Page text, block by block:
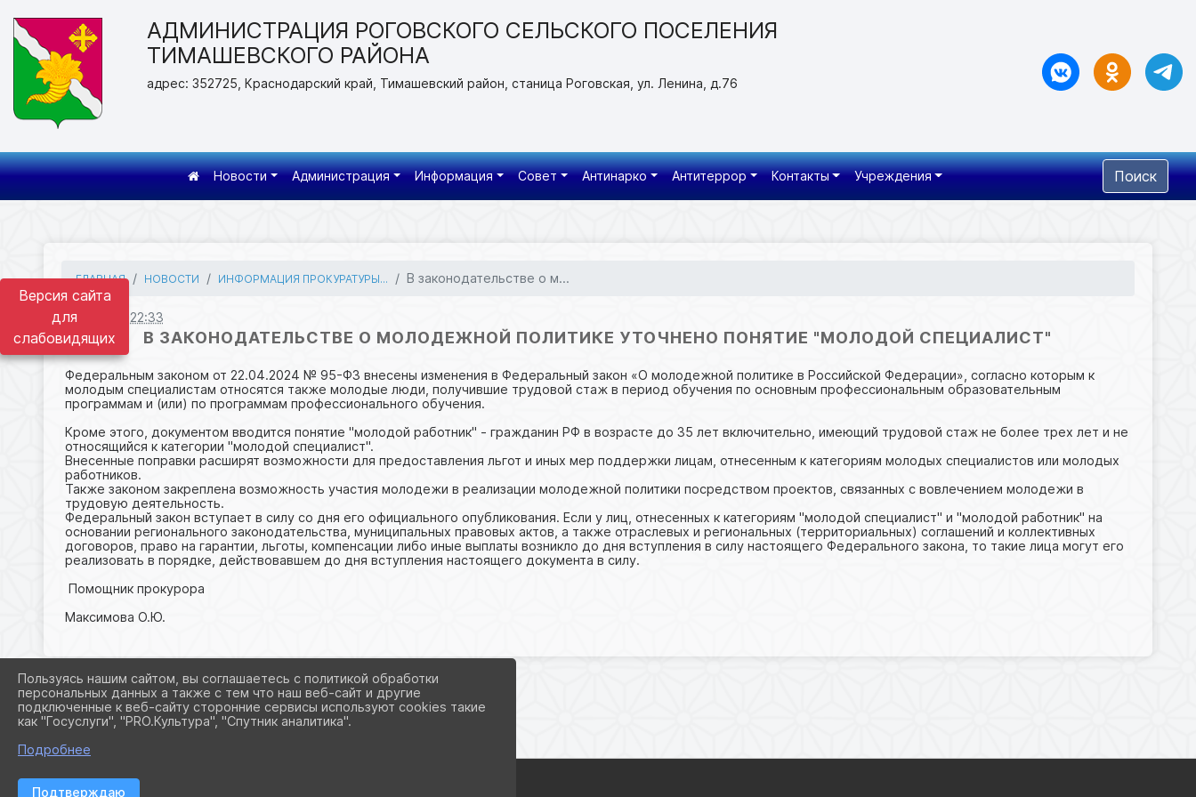
Версия сайта
для
слабовидящих
АДМИНИСТРАЦИЯ РОГОВСКОГО СЕЛЬСКОГО ПОСЕЛЕНИЯ
ТИМАШЕВСКОГО РАЙОНА
адрес: 352725, Краснодарский край, Тимашевский район, станица Роговская, ул. Ленина, д.76
Новости Администрация Информация Совет Антинарко Антитеррор Контакты Учреждения Поиск
ГЛАВНАЯ НОВОСТИ ИНФОРМАЦИЯ ПРОКУРАТУРЫ... В законодательстве о м...
31.10.2024 22:33
В ЗАКОНОДАТЕЛЬСТВЕ О МОЛОДЕЖНОЙ ПОЛИТИКЕ УТОЧНЕНО ПОНЯТИЕ "МОЛОДОЙ СПЕЦИАЛИСТ"
Федеральным законом от 22.04.2024 № 95-ФЗ внесены изменения в Федеральный закон «О молодежной политике в Российской Федерации», согласно которым к
молодым специалистам относятся также молодые люди, получившие трудовой стаж в период обучения по основным профессиональным образовательным
программам и (или) по программам профессионального обучения.
Кроме этого, документом вводится понятие "молодой работник" - гражданин РФ в возрасте до 35 лет включительно, имеющий трудовой стаж не более трех лет и не
относящийся к категории "молодой специалист".
Внесенные поправки расширят возможности для предоставления льгот и иных мер поддержки лицам, отнесенным к категориям молодых специалистов или молодых
работников.
Также законом закреплена возможность участия молодежи в реализации молодежной политики посредством проектов, связанных с вовлечением молодежи в
трудовую деятельность.
Федеральный закон вступает в силу со дня его официального опубликования. Если у лиц, отнесенных к категориям "молодой специалист" и "молодой работник" на
основании регионального законодательства, муниципальных правовых актов, а также отраслевых и региональных (территориальных) соглашений и коллективных
договоров, право на гарантии, льготы, компенсации либо иные выплаты возникло до дня вступления в силу настоящего Федерального закона, то такие лица могут его
реализовать в порядке, действовавшем до дня вступления настоящего документа в силу.
Помощник прокурора
Максимова О.Ю.
Пользуясь нашим сайтом, вы соглашаетесь с политикой обработки
персональных данных а также с тем что наш веб-сайт и другие
подключенные к веб-сайту сторонние сервисы используют cookies такие
как "Госуслуги", "PRO.Культура", "Спутник аналитика".
Подробнее
Подтверждаю